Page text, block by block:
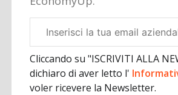
aziendale
Cliccando su "ISCRIVITI ALLA
dichiaro di aver letto l'
voler ricevere la Newsletter.